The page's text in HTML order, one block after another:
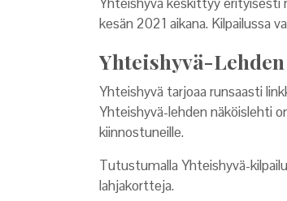
kesän 2021 aikana. Kilpailussa
Yhteishyvä-
Yhteishyvä tarjoaa runsaasti
Yhteishyvä-lehden näköislehti
kiinnostuneille.
Tutustumalla Yhteishyvä-
lahjakortteja.